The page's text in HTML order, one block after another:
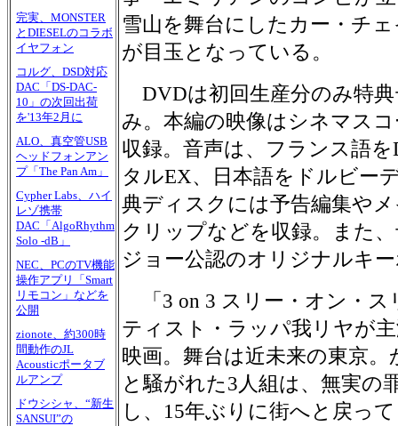
完実、MONSTER
とDIESELのコラボ
イヤフォン
コルグ、DSD対応
DAC「DS-DAC-
10」の次回出荷
を'13年2月に
ALO、真空管USB
ヘッドフォンアン
プ「The Pan Am」
Cypher Labs、ハイ
レゾ携帯
DAC「AlgoRhythm
Solo -dB」
NEC、PCのTV機能
操作アプリ「Smart
リモコン」などを
公開
zionote、約300時
間動作のJL
Acousticポータブ
ルアンプ
ドウシシャ、“新生
SANSUI”の
雪山を舞台にしたカー・チ
が目玉となっている。
DVDは初回生産分のみ特
み。本編の映像はシネマス
収録。音声は、フランス語
タルEX、日本語をドルビー
典ディスクには予告編集や
クリップなどを収録。また
ジョー公認のオリジナルキ
「3 on 3 スリー・オン・ス
ティスト・ラッパ我リヤが
映画。舞台は近未来の東京
と騒がれた3人組は、無実の
し、15年ぶりに街へと戻っ